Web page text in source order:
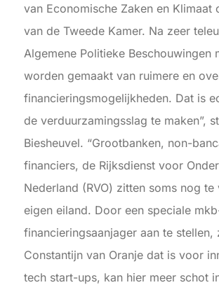
van Economische Zaken en Klimaat
van de Tweede Kamer. Na zeer
Algemene Politieke Beschouwingen
worden gemaakt van ruimere en
financieringsmogelijkheden. Dat is
de verduurzamingsslag te maken”,
Biesheuvel. “Grootbanken, non-
financiers, de Rijksdienst voor
Nederland (RVO) zitten soms nog te
eigen eiland. Door een speciale
financieringsaanjager aan te stellen,
Constantijn van Oranje dat is voor
tech start-ups, kan hier meer schot